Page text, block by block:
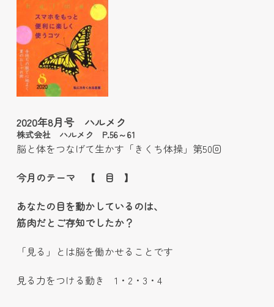
2020年8月号 ハルメク
株式会社 ハルメク P.56～61
脳と体をつなげて生かす「きくち体操」第50回
今月のテーマ 【 目 】
あなたの目を動かしているのは、
筋肉だとご存知でしたか？
「見る」とは脳を働かせることです
見る力をつける動き 1・2・3・4